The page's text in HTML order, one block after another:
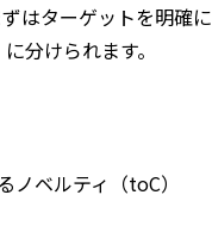
はターゲットを明確
分けられます。
ノベルティ（toC）